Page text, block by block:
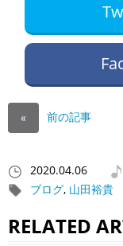
« 前の記事
2020.04.06
ブログ, 山田裕貴
RELATED